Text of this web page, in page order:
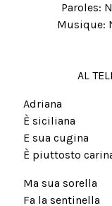
Paroles:
Musique:
AL
Adriana
È siciliana
E sua cugina
È piuttosto
Ma sua sorella
Fa la sentinella